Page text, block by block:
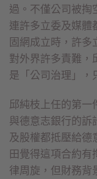
過。不僅公司被掏
連許多立委及媒體
固網成立時，許
對外界許多責難，
是「公司治理」，
邱純枝上任的第
與德意志銀行的訴
及股權都抵壓給德
田覺得這項合約有
律周旋，但財務背